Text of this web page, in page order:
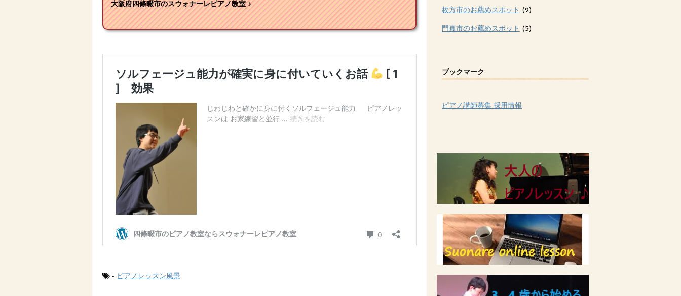
大阪府四條畷市のスウォナーレピアノ教室 ♪
- ピアノレッスン風景
枚方市のお薦めスポット (2)
門真市のお薦めスポット (5)
ブックマーク
ピアノ講師募集 採用情報